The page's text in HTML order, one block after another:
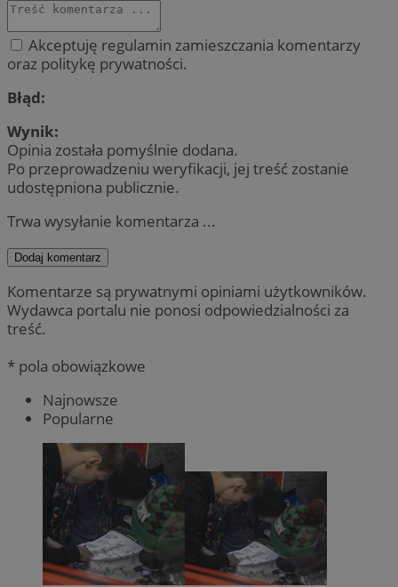
Akceptuję regulamin zamieszczania komentarzy
oraz politykę prywatności.
Błąd:
Wynik:
Opinia została pomyślnie dodana.
Po przeprowadzeniu weryfikacji, jej treść zostanie
udostępniona publicznie.
Trwa wysyłanie komentarza ...
Dodaj komentarz
Komentarze są prywatnymi opiniami użytkowników.
Wydawca portalu nie ponosi odpowiedzialności za
treść.
* pola obowiązkowe
Najnowsze
Popularne